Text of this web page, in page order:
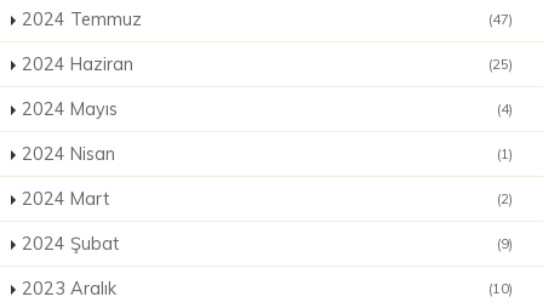
2024 Temmuz (47)
2024 Haziran (25)
2024 Mayıs (4)
2024 Nisan (1)
2024 Mart (2)
2024 Şubat (9)
2023 Aralık (10)